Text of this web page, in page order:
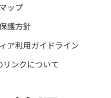
ップ
護方針
ア利用ガイドライン
ンクについて